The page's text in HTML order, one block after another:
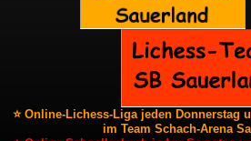
⭐ Online-Lichess-Liga jeden Donnerstag
im Team Schach-Arena